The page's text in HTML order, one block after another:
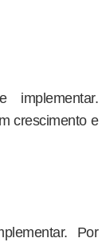
implementar.
crescimento e
Por